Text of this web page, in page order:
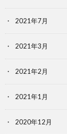
2021年7月
2021年3月
2021年2月
2021年1月
2020年12月